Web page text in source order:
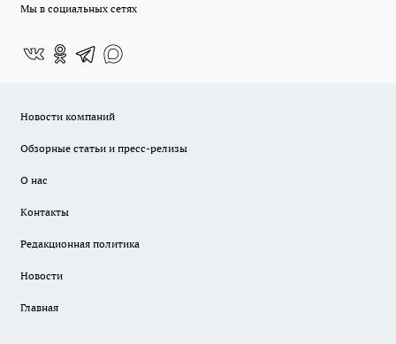
Мы в социальных сетях
Новости компаний
Обзорные статьи и пресс-релизы
О нас
Контакты
Редакционная политика
Новости
Главная